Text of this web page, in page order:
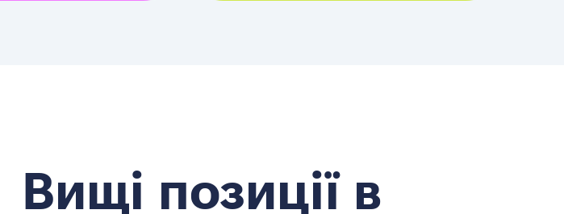
Вищі позиції в